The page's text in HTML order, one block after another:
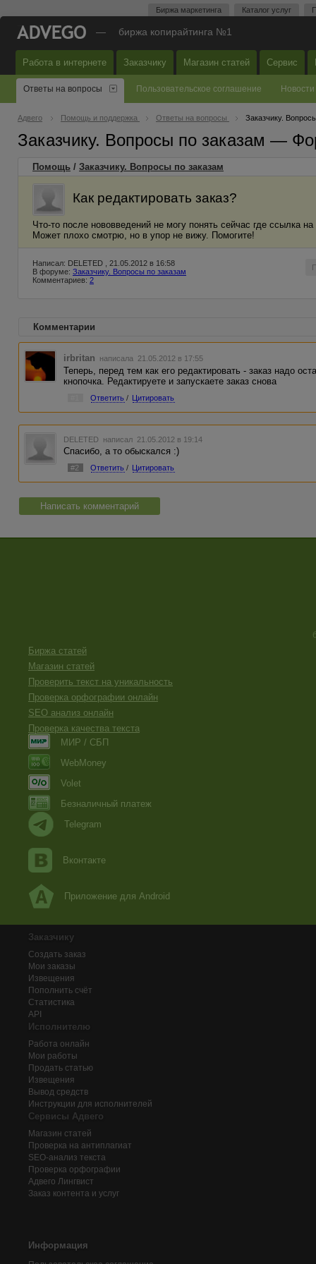
Биржа маркетинга Каталог услуг
— биржа копирайтинга №1
Работа в интернете Заказчику Магазин статей Сервис
Ответы на вопросы Пользовательское соглашение Новости
Адвего Помощь и поддержка Ответы на вопросы Заказчику.
Заказчику. Вопросы по заказам —
Помощь / Заказчику. Вопросы по заказам
Как редактировать заказ?
Что-то после нововведений не могу понять сейчас где ссылка на
Может плохо смотрю, но в упор не вижу. Помогите!
Написал: DELETED , 21.05.2012 в 16:58
В форуме: Заказчику. Вопросы по заказам
Комментариев: 2
Комментарии
irbritan написала 21.05.2012 в 17:55
Теперь, перед тем как его редактировать - заказ надо
кнопочка. Редактируете и запускаете заказ снова
Ответить / Цитировать
DELETED написал 21.05.2012 в 19:14
Спасибо, а то обыскался :)
#2 Ответить / Цитировать
Написать комментарий
Биржа статей
Магазин статей
Проверить текст на уникальность
Проверка орфографии онлайн
SEO анализ онлайн
Проверка качества текста
МИР / СБП
WebMoney
Volet
Безналичный платеж
Telegram
Вконтакте
Приложение для Android
Заказчику
Создать заказ
Мои заказы
Извещения
Пополнить счёт
Статистика
API
Исполнителю
Работа онлайн
Мои работы
Продать статью
Извещения
Вывод средств
Инструкции для исполнителей
Сервисы Адвего
Магазин статей
Проверка на антиплагиат
SEO-анализ текста
Проверка орфографии
Адвего Лингвист
Заказ контента и услуг
Информация